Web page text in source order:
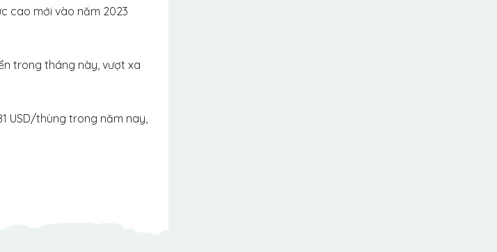
cao mới vào năm 2023
trong tháng này, vượt xa
USD/thùng trong năm nay,